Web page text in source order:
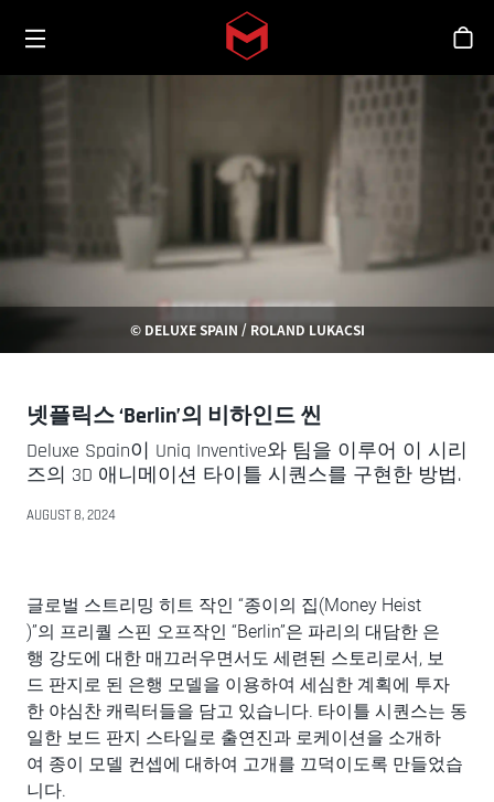
Skip to main content
Toggle menu
스
© DELUXE SPAIN / ROLAND LUKACSI
넷플릭스 ‘Berlin’의 비하인드 씬
Deluxe Spain이 Uniq Inventive와 팀을 이루어 이 시리
즈의 3D 애니메이션 타이틀 시퀀스를 구현한 방법.
AUGUST 8, 2024
글로벌 스트리밍 히트 작인 “종이의 집(Money Heist
)”의 프리퀄 스핀 오프작인 “Berlin”은 파리의 대담한 은
행 강도에 대한 매끄러우면서도 세련된 스토리로서, 보
드 판지로 된 은행 모델을 이용하여 세심한 계획에 투자
한 야심찬 캐릭터들을 담고 있습니다. 타이틀 시퀀스는 동
일한 보드 판지 스타일로 출연진과 로케이션을 소개하
여 종이 모델 컨셉에 대하여 고개를 끄덕이도록 만들었습
니다.